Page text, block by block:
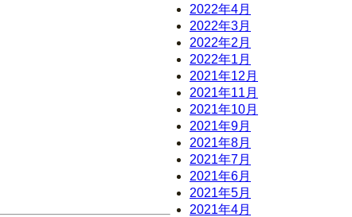
2022年4月
2022年3月
2022年2月
2022年1月
2021年12月
2021年11月
2021年10月
2021年9月
2021年8月
2021年7月
2021年6月
2021年5月
2021年4月